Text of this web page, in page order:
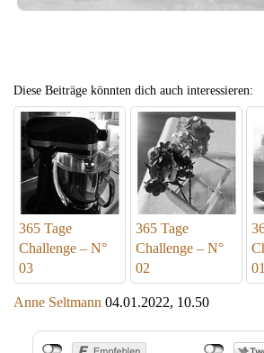
Diese Beiträge könnten dich auch interessieren:
365 Tage
Challenge – N°
03
365 Tage
Challenge – N°
02
01
Anne Seltmann 04.01.2022, 10.50